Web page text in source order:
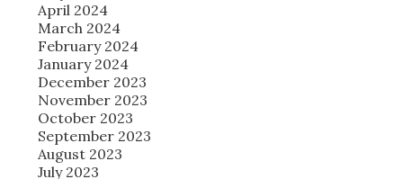
April 2024
March 2024
February 2024
January 2024
December 2023
November 2023
October 2023
September 2023
August 2023
July 2023